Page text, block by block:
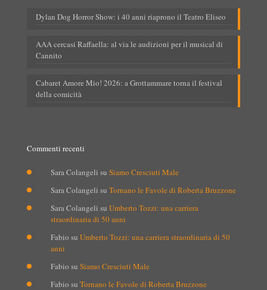
Dylan Dog Horror Show: i 40 anni riaprono il Teatro Eliseo
AAA cercasi Raffaella: al via le audizioni per il musical di
Cannito
Cabaret Amore Mio! 2026: a Grottammare torna il festival
della comicità
Commenti recenti
Sara Colangeli su Siamo Cresciuti Male
Sara Colangeli su Tornano le Favole di Roberta Bruzzone
Sara Colangeli su Umberto Tozzi: una carriera
straordinaria di 50 anni
Fabio su Umberto Tozzi: una carriera straordinaria di 50
anni
Fabio su Siamo Cresciuti Male
Fabio su Tornano le Favole di Roberta Bruzzone